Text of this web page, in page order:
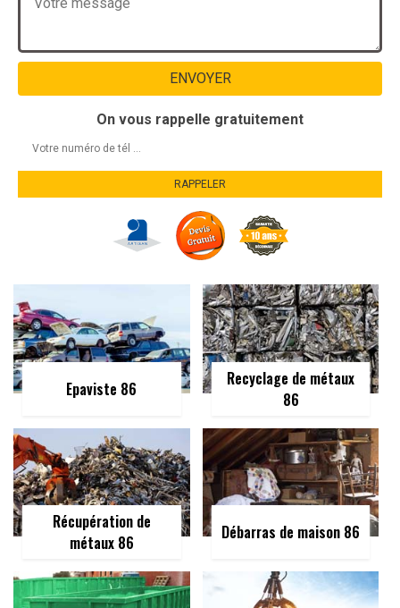
On vous rappelle gratuitement
Epaviste 86
Recyclage de métaux
86
Récupération de
métaux 86
Débarras de maison 86